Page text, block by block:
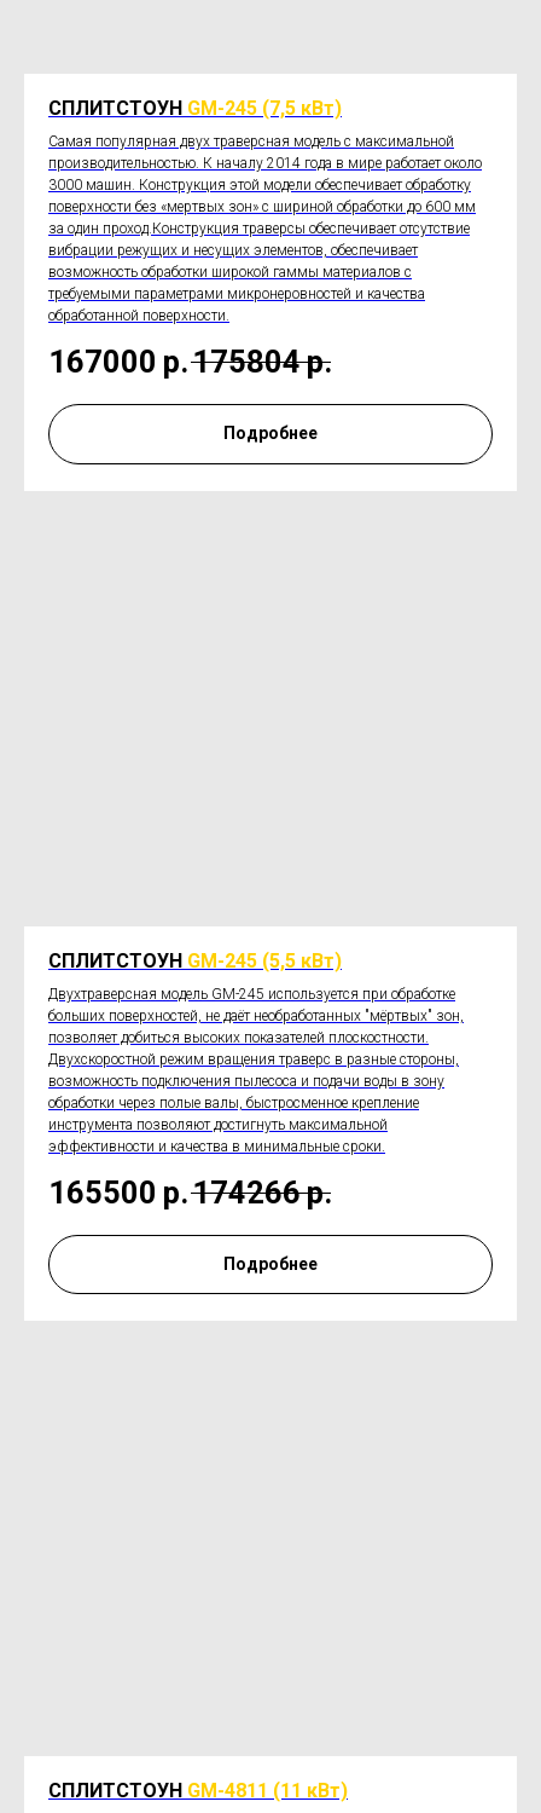
СПЛИТСТОУН GM-245 (7,5 кВт)
Самая популярная двух траверсная модель с максимальной
производительностью. К началу 2014 года в мире работает около
3000 машин. Конструкция этой модели обеспечивает обработку
поверхности без «мертвых зон» с шириной обработки до 600 мм
за один проход.Конструкция траверсы обеспечивает отсутствие
вибрации режущих и несущих элементов, обеспечивает
возможность обработки широкой гаммы материалов с
требуемыми параметрами микронеровностей и качества
обработанной поверхности.
167000 р.175804р.
Подробнее
СПЛИТСТОУН GM-245 (5,5 кВт)
Двухтраверсная модель GM-245 используется при обработке
больших поверхностей, не даёт необработанных "мёртвых" зон,
позволяет добиться высоких показателей плоскостности.
Двухскоростной режим вращения траверс в разные стороны,
возможность подключения пылесоса и подачи воды в зону
обработки через полые валы, быстросменное крепление
инструмента позволяют достигнуть максимальной
эффективности и качества в минимальные сроки.
165500 р.174266р.
Подробнее
СПЛИТСТОУН GM-4811 (11 кВт)